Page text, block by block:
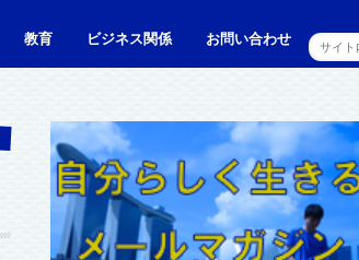
教育 ビジネス関係 お問い合わせ